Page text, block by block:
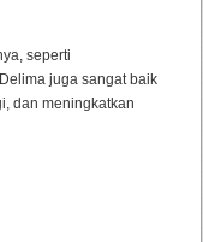
seperti
juga sangat baik
dan meningkatkan